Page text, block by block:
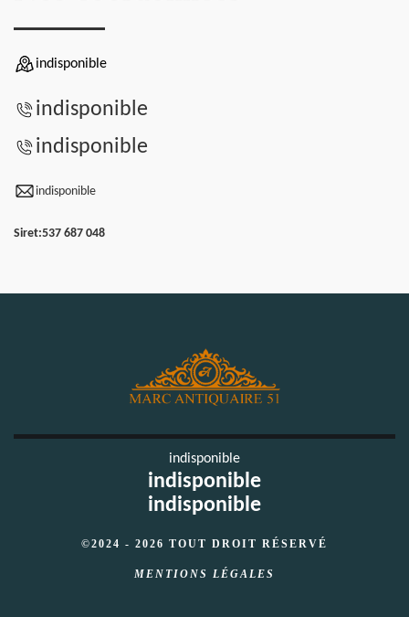
indisponible
indisponible
indisponible
indisponible
Siret:537 687 048
indisponible
indisponible
indisponible
©2024 - 2026 TOUT DROIT RÉSERVÉ
MENTIONS LÉGALES